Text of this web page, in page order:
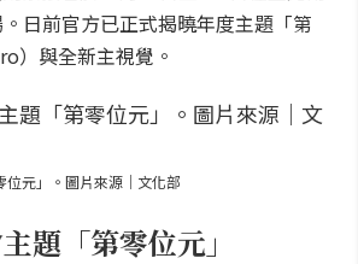
日前官方已正式揭曉年度主題「第
）與全新主視覺。
位元」。圖片來源｜文化部
題「第零位元」